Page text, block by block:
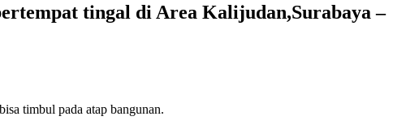
tingal di Area Kalijudan,Surabaya –
timbul pada atap bangunan.